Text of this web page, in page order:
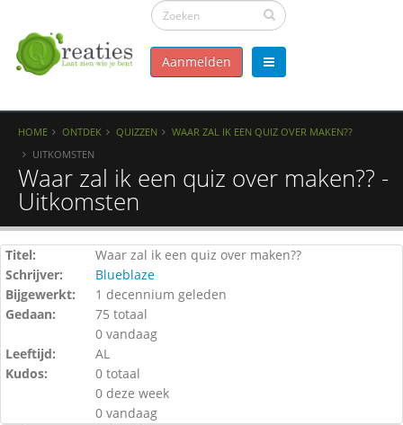
Aanmelden
HOME ONTDEK QUIZZEN
WAAR ZAL IK EEN QUIZ OVER MAKEN??
UITKOMSTEN
Waar zal ik een quiz over maken?? -
Uitkomsten
Titel:
Waar zal ik een quiz over maken??
Schrijver:
Blueblaze
Bijgewerkt:
1 decennium geleden
Gedaan:
75 totaal
0 vandaag
Leeftijd:
AL
Kudos:
0 totaal
0 deze week
0 vandaag